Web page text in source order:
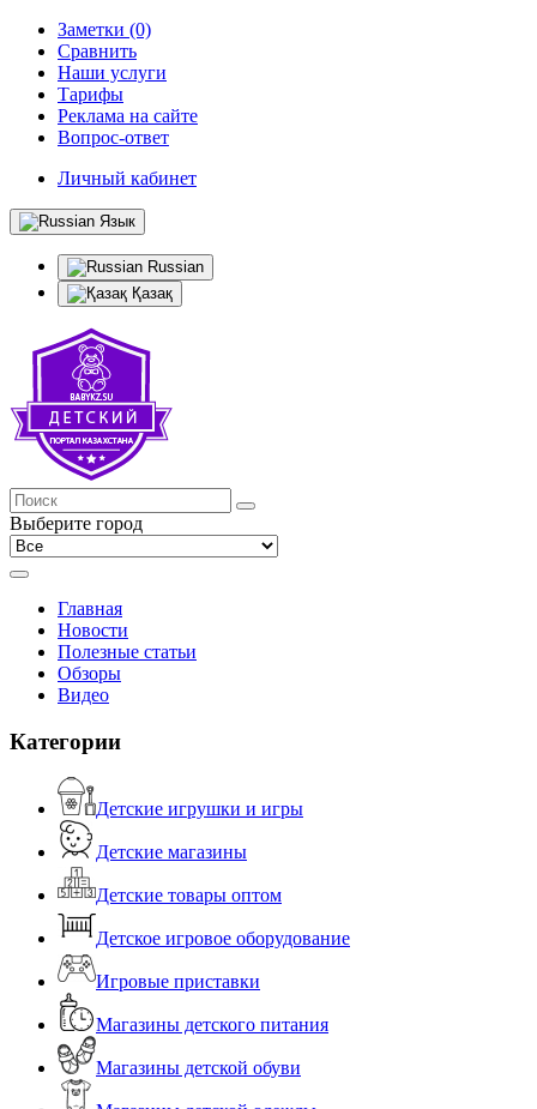
Заметки (0)
Сравнить
Наши услуги
Тарифы
Реклама на сайте
Вопрос-ответ
Личный кабинет
Язык
Russian
Қазақ
Выберите город
Главная
Новости
Полезные статьи
Обзоры
Видео
Категории
Детские игрушки и игры
Детские магазины
Детские товары оптом
Детское игровое оборудование
Игровые приставки
Магазины детского питания
Магазины детской обуви